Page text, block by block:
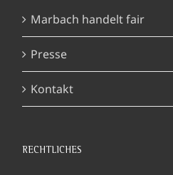
Marbach handelt fair
Presse
Kontakt
RECHTLICHES